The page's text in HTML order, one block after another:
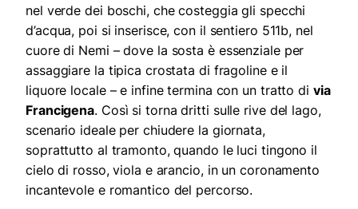
nel verde dei boschi, che costeggia gli specchi
d’acqua, poi si inserisce, con il sentiero 511b, nel
cuore di Nemi – dove la sosta è essenziale per
assaggiare la tipica crostata di fragoline e il
liquore locale – e infine termina con un tratto di via
Francigena. Così si torna dritti sulle rive del lago,
scenario ideale per chiudere la giornata,
soprattutto al tramonto, quando le luci tingono il
cielo di rosso, viola e arancio, in un coronamento
incantevole e romantico del percorso.